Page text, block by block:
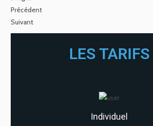
Précédent
Suivant
LES TARIFS
Individuel